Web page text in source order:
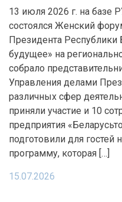
13 июля 2026 г. на базе
состоялся Женский
Президента Республики
будущее» на
собрало
Управления делами
различных сфер
приняли участие и 10
предприятия
подготовили для
программу, которая […]
15.07.2026